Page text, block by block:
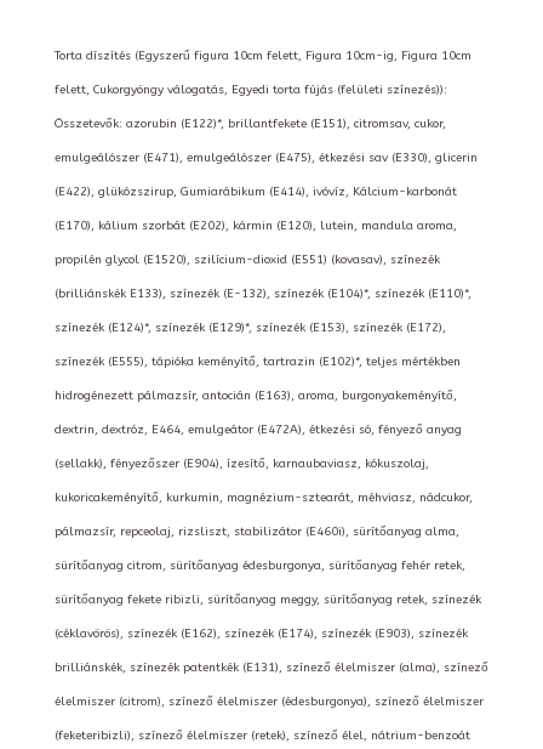
Torta díszítés (Egyszerű figura 10cm felett, Figura 10cm-ig, Figura 10cm
felett, Cukorgyöngy válogatás, Egyedi torta fújás (felületi színezés)):
Összetevők: azorubin (E122)*, brillantfekete (E151), citromsav, cukor,
emulgeálószer (E471), emulgeálószer (E475), étkezési sav (E330), glicerin
(E422), glükózszirup, Gumiarábikum (E414), ivóvíz, Kálcium-karbonát
(E170), kálium szorbát (E202), kármin (E120), lutein, mandula aroma,
propilén glycol (E1520), szilícium-dioxid (E551) (kovasav), színezék
(brilliánskék E133), színezék (E-132), színezék (E104)*, színezék (E110)*,
színezék (E124)*, színezék (E129)*, színezék (E153), színezék (E172),
színezék (E555), tápióka keményítő, tartrazin (E102)*, teljes mértékben
hidrogénezett pálmazsír, antocián (E163), aroma, burgonyakeményítő,
dextrin, dextróz, E464, emulgeátor (E472A), étkezési só, fényező anyag
(sellakk), fényezőszer (E904), ízesítő, karnaubaviasz, kókuszolaj,
kukoricakeményítő, kurkumin, magnézium-sztearát, méhviasz, nádcukor,
pálmazsír, repceolaj, rizsliszt, stabilizátor (E460i), sürítőanyag alma,
sürítőanyag citrom, sürítőanyag édesburgonya, sürítőanyag fehér retek,
sürítőanyag fekete ribizli, sürítőanyag meggy, sürítőanyag retek, színezék
(céklavörös), színezék (E162), színezék (E174), színezék (E903), színezék
brilliánskék, színezék patentkék (E131), színező élelmiszer (alma), színező
élelmiszer (citrom), színező élelmiszer (édesburgonya), színező élelmiszer
(feketeribizli), színező élelmiszer (retek), színező élel, nátrium-benzoát